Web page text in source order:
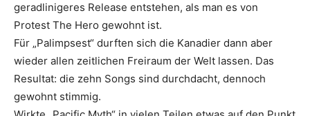
geradlinigeres Release entstehen, als man es von
Protest The Hero gewohnt ist.
Für „Palimpsest“ durften sich die Kanadier dann aber
wieder allen zeitlichen Freiraum der Welt lassen. Das
Resultat: die zehn Songs sind durchdacht, dennoch
gewohnt stimmig.